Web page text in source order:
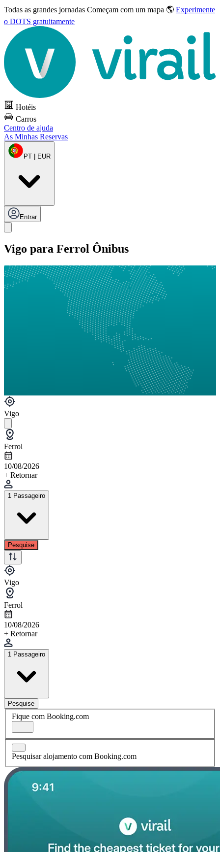
Todas as grandes jornadas Começam com um mapa 🌎 Experimente
o DOTS gratuitamente
Hotéis
Carros
Centro de ajuda
As Minhas Reservas
PT | EUR
Entrar
Vigo para Ferrol Ônibus
Vigo
Ferrol
10/08/2026
+ Retornar
1 Passageiro
Pesquise
Vigo
Ferrol
10/08/2026
+ Retornar
1 Passageiro
Pesquise
Fique com Booking.com
Pesquisar alojamento com Booking.com